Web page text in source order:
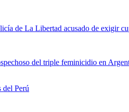
de La Libertad acusado de exigir
del triple feminicidio en
del Perú